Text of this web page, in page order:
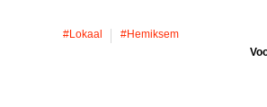
#lokaal
#hemiksem